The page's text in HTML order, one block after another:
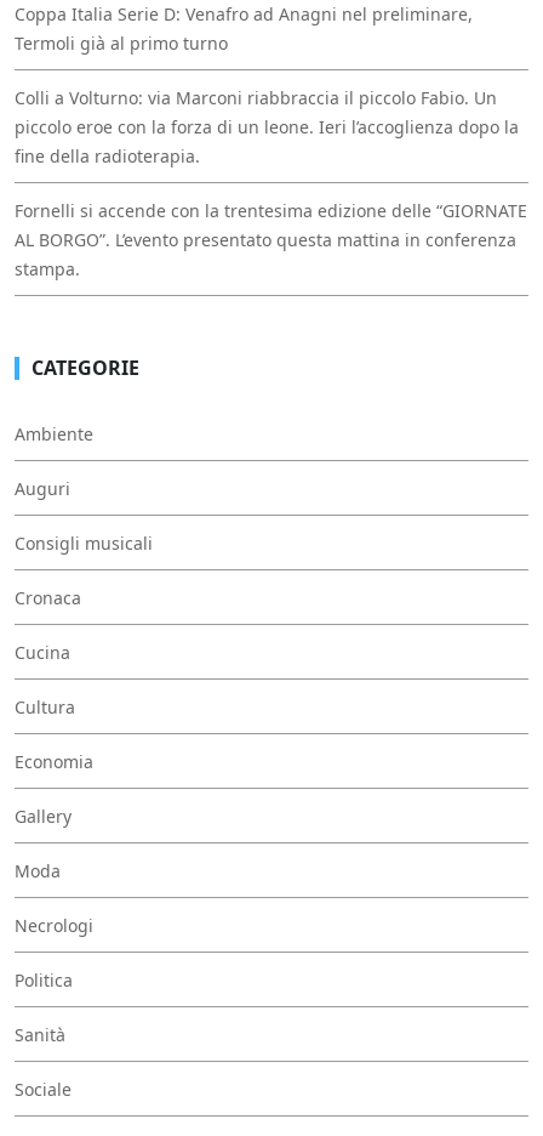
Coppa Italia Serie D: Venafro ad Anagni nel preliminare,
Termoli già al primo turno
Colli a Volturno: via Marconi riabbraccia il piccolo Fabio. Un
piccolo eroe con la forza di un leone. Ieri l’accoglienza dopo la
fine della radioterapia.
Fornelli si accende con la trentesima edizione delle “GIORNATE
AL BORGO”. L’evento presentato questa mattina in conferenza
stampa.
CATEGORIE
Ambiente
Auguri
Consigli musicali
Cronaca
Cucina
Cultura
Economia
Gallery
Moda
Necrologi
Politica
Sanità
Sociale